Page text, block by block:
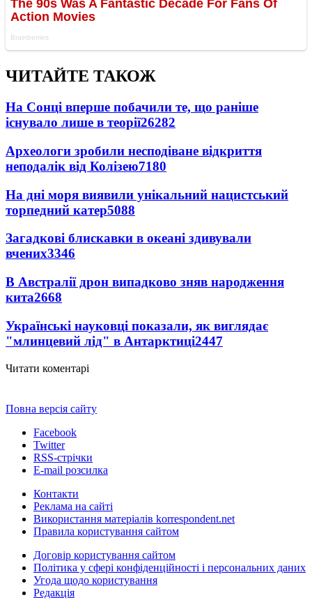
ЧИТАЙТЕ ТАКОЖ
На Сонці вперше побачили те, що раніше
існувало лише в теорії26282
Археологи зробили несподіване відкриття
неподалік від Колізею7180
На дні моря виявили унікальний нацистський
торпедний катер5088
Загадкові блискавки в океані здивували
вчених3346
В Австралії дрон випадково зняв народження
кита2668
Українські науковці показали, як виглядає
"млинцевий лід" в Антарктиці2447
Читати коментарі
Повна версія сайту
Facebook
Twitter
RSS-стрічки
E-mail розсилка
Контакти
Реклама на сайті
Використання матеріалів korrespondent.net
Правила користування сайтом
Договір користування сайтом
Політика у сфері конфіденційності і персональних даних
Угода щодо користування
Редакція